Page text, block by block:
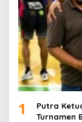
1
Putra
Turnamen